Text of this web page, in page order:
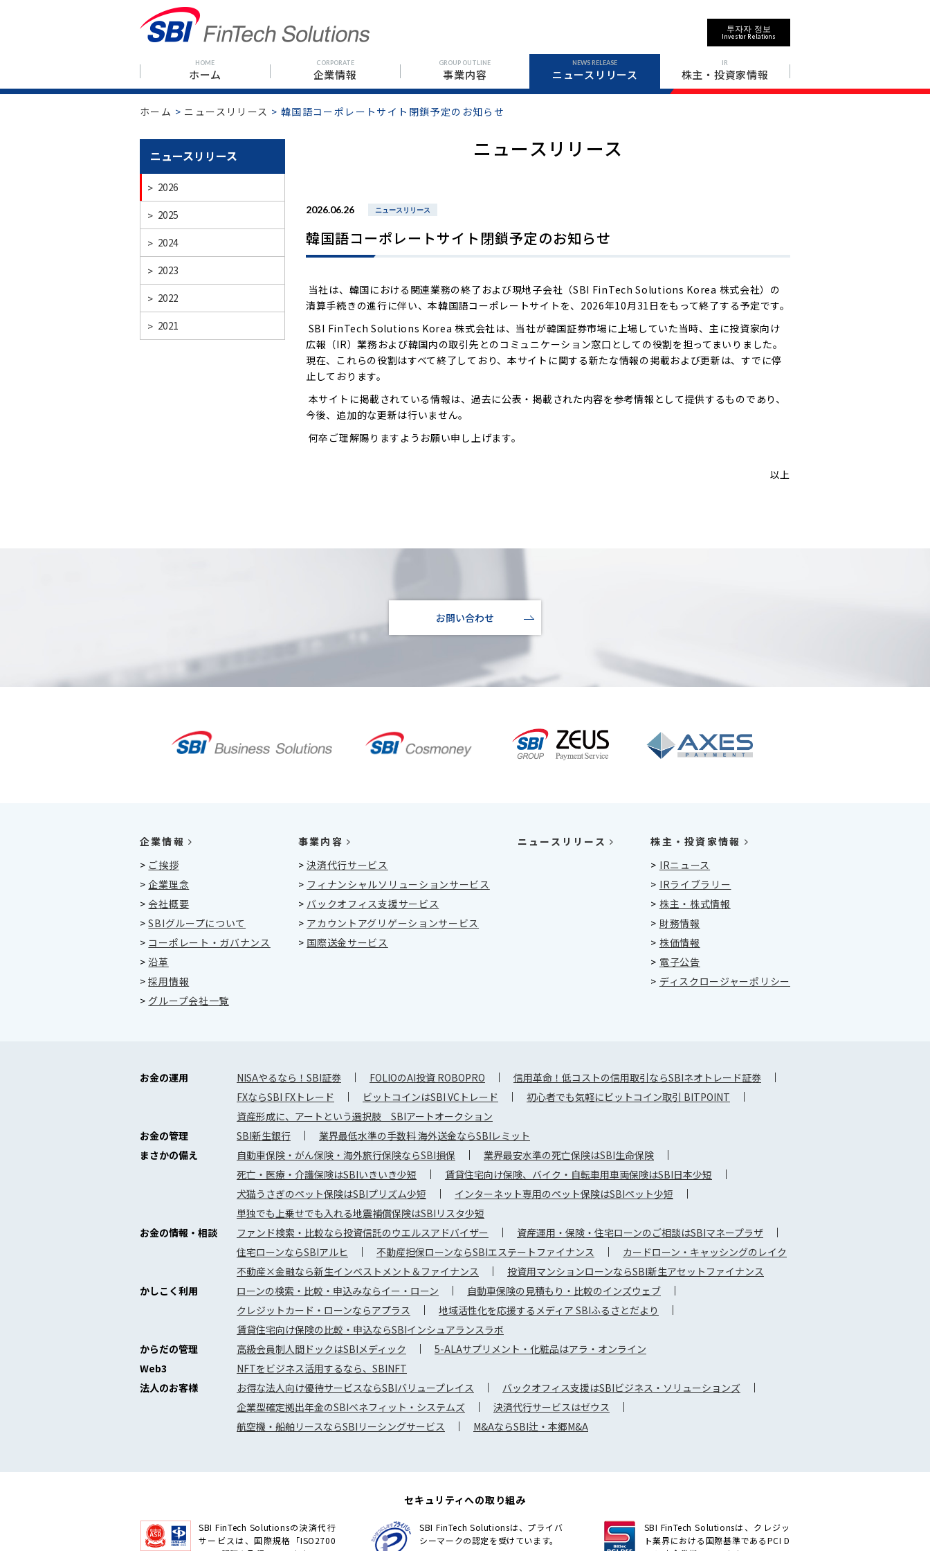
HOME
ホーム
CORPORATE
企業情報
GROUP OUTLINE
事業内容
NEWS RELEASE
ニュースリリース
IR
株主・投資家情報
투자자 정보
Investor Relations
ホーム > ニュースリリース > 韓国語コーポレートサイト閉鎖予定のお知らせ
ニュースリリース
ニュースリリース
2026.06.26
韓国語コーポレートサイト閉鎖予定のお知らせ
当社は、韓国における関連業務の終了および現地子会社（SBI FinTech Solutions Korea 株式会社）の
清算手続きの進行に伴い、本韓国語コーポレートサイトを、2026年10月31日をもって終了する予定です。
SBI FinTech Solutions Korea 株式会社は、当社が韓国証券市場に上場していた当時、主に投資家向け
広報（IR）業務および韓国内の取引先とのコミュニケーション窓口としての役割を担ってまいりました。
現在、これらの役割はすべて終了しており、本サイトに関する新たな情報の掲載および更新は、すでに停
止しております。
本サイトに掲載されている情報は、過去に公表・掲載された内容を参考情報として提供するものであり、
今後、追加的な更新は行いません。
何卒ご理解賜りますようお願い申し上げます。
以上
ニュースリリース
> 2026
> 2025
> 2024
> 2023
> 2022
> 2021
お問い合わせ
企業情報
> ご挨拶
>企業理念
> 会社概要
>SBIグループについて
> コーポレート・ガバナンス
>沿革
>採用情報
> グループ会社一覧
事業内容
>決済代行サービス
> フィナンシャルソリューションサービス
> バックオフィス支援サービス
> アカウントアグリゲーションサービス
> 国際送金サービス
ニュースリリース
株主・投資家情報
> IRニュース
> IRライブラリー
> 株主・株式情報
> 財務情報
> 株価情報
> 電子公告
> ディスクロージャーポリシー
お金の運用 NISAやるなら！SBI証券 FOLIOのAI投資 ROBOPRO
信用革命！低コストの信用取引ならSBIネオトレード証券
FXならSBI FXトレード
ビットコインはSBI VCトレード
初心者でも気軽にビットコイン取引 BITPOINT
資産形成に、アートという選択肢 SBIアートオークション
お金の管理
SBI新生銀行
業界最低水準の手数料 海外送金ならSBIレミット
まさかの備え
自動車保険・がん保険・海外旅行保険ならSBI損保
業界最安水準の死亡保険はSBI生命保険
死亡・医療・介護保険はSBIいきいき少短
賃貸住宅向け保険、バイク・自転車用車両保険はSBI日本少短
犬猫うさぎのペット保険はSBIプリズム少短
インターネット専用のペット保険はSBIペット少短
単独でも上乗せでも入れる地震補償保険はSBIリスタ少短
お金の情報・相談
ファンド検索・比較なら投資信託のウエルスアドバイザー
資産運用・保険・住宅ローンのご相談はSBIマネープラザ
住宅ローンならSBIアルヒ
不動産担保ローンならSBIエステートファイナンス
カードローン・キャッシングのレイク
不動産×金融なら新生インベストメント＆ファイナンス
投資用マンションローンならSBI新生アセットファイナンス
かしこく利用
ローンの検索・比較・申込みならイー・ローン
自動車保険の見積もり・比較のインズウェブ
クレジットカード・ローンならアプラス
地域活性化を応援するメディア SBIふるさとだより
賃貸住宅向け保険の比較・申込ならSBIインシュアランスラボ
からだの管理
高級会員制人間ドックはSBIメディック
5-ALAサプリメント・化粧品はアラ・オンライン
Web3
NFTをビジネス活用するなら、SBINFT
法人のお客様
お得な法人向け優待サービスならSBIバリュープレイス
バックオフィス支援はSBIビジネス・ソリューションズ
企業型確定拠出年金のSBIベネフィット・システムズ
決済代行サービスはゼウス
航空機・船舶リースならSBIリーシングサービス
M&AならSBI辻・本郷M&A
セキュリティへの取り組み
SBI FinTech Solutionsの決済代行
サービスは、国際規格「ISO2700
SBI FinTech Solutionsは、プライバ
シーマークの認定を受けています。
SBI FinTech Solutionsは、クレジッ
ト業界における国際基準であるPCI D